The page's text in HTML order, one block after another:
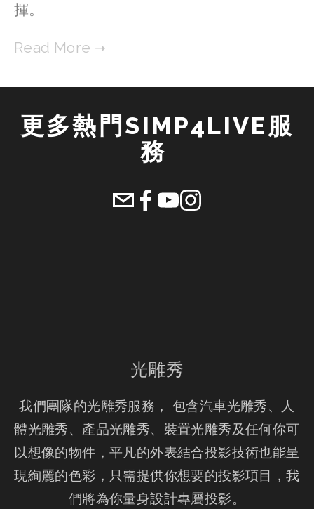
揮。
更多熱門SIMP4LIVE服
務
光雕秀
我們團隊的光雕秀服務， 包含汽車光雕秀、人
體光雕秀、產品光雕秀、裝置光雕秀及任何你可
以想像的物件，平凡的外表結合投影技術也能呈
現絢麗的色彩，只需提供你想要的投影項目，我
們將為你量身設計專屬投影。